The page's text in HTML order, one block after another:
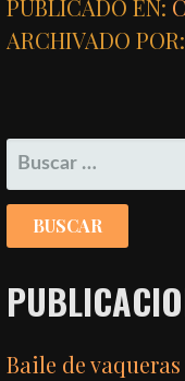
PUBLICADO EN:
ARCHIVADO
BUSCAR:
Baile de